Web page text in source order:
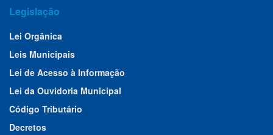
Legislação
Lei Orgânica
Leis Municipais
Lei de Acesso à Informação
Lei da Ouvidoria Municipal
Código Tributário
Decretos